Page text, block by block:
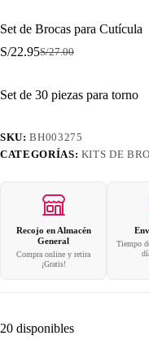
Set de Brocas para Cutícula
S/27.00
El
original
era:
S/22.95El
actual
es:
Set de 30 piezas para torno
SKU:BH003275
CATEGORÍAS: KITS DE
Recojo en Almacén
General
Compra online y retira
¡Gratis!
Tiempo
20 disponibles